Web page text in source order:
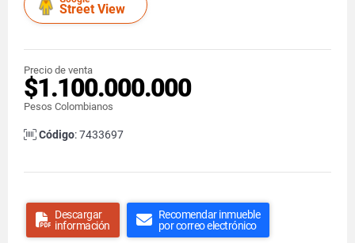
Street View
Precio de venta
$1.100.000.000
Pesos Colombianos
Código: 7433697
Descargar
información
Recomendar inmueble
por correo electrónico